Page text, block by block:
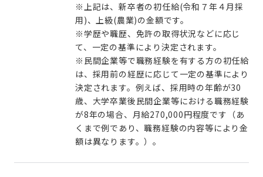
※上記は、新卒者の初任給(令和７年４月採
用)、上級(農業)の金額です。
※学歴や職歴、免許の取得状況などに応じ
て、一定の基準により決定されます。
※民間企業等で職務経験を有する方の初任給
は、採用前の経歴に応じて一定の基準により
決定されます。例えば、採用時の年齢が30
歳、大学卒業後民間企業等における職務経験
が8年の場合、月給270,000円程度です（あ
くまで例であり、職務経験の内容等により金
額は異なります。）。